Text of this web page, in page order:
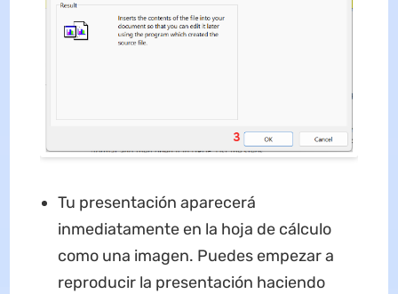
Tu presentación aparecerá
inmediatamente en la hoja de cálculo
como una imagen. Puedes empezar a
reproducir la presentación haciendo